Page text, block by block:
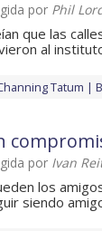
por Phil
que las
al
Tatum
por Ivan
los
siendo